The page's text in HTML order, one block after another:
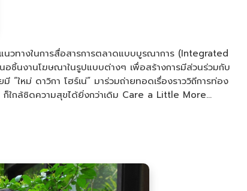
นวทางในการสื่อสารการตลาดแบบบูรณาการ (Integrated
นงานโฆษณาในรูปแบบต่างๆ เพื่อสร้างการมีส่วนร่วมกับ
มี “ใหม่ ดาวิกา โฮร์เน่” มาร่วมถ่ายทอดเรื่องราววิถีการท่อง
ใกล้ชิดความสุขได้ยิ่งกว่าเดิม Care a Little More…